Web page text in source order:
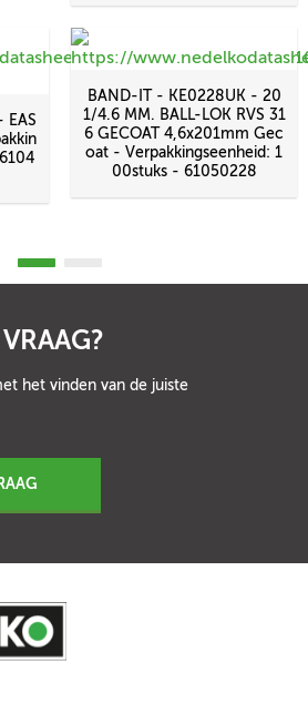
EAS
BAND-IT - KE0228UK - 20
1/4.6 MM. BALL-LOK RVS 31
6 GECOAT 4,6x201mm Gec
oat - Verpakkingseenheid: 1
00stuks - 61050228
het vinden van de juiste